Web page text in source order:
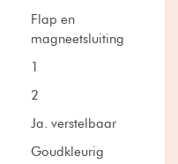
Flap en
magneetsluiting
1
2
Ja. verstelbaar
Goudkleurig